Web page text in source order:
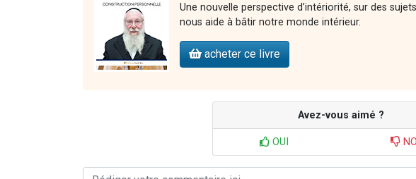
Une nouvelle perspective d’intériorité, sur des
nous aide à bâtir notre monde intérieur.
acheter ce livre
Avez-vous aimé ?
OUI